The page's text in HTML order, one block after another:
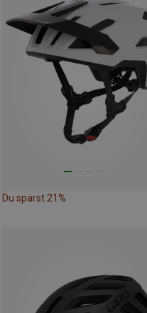
Du sparst 21%